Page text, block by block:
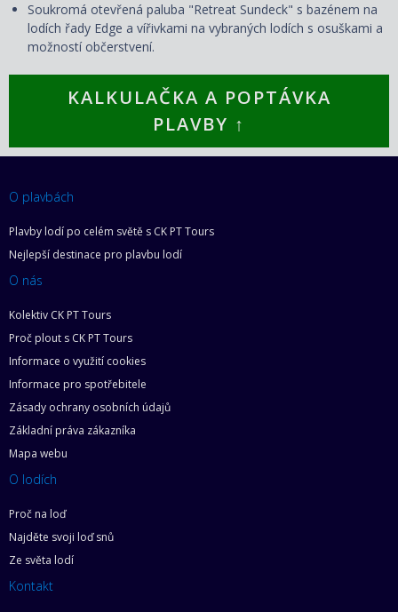
Soukromá otevřená paluba "Retreat Sundeck" s bazénem na
lodích řady Edge a vířivkami na vybraných lodích s osuškami a
možností občerstvení.
KALKULAČKA A POPTÁVKA
PLAVBY ↑
O plavbách
Plavby lodí po celém světě s CK PT Tours
Nejlepší destinace pro plavbu lodí
O nás
Kolektiv CK PT Tours
Proč plout s CK PT Tours
Informace o využití cookies
Informace pro spotřebitele
Zásady ochrany osobních údajů
Základní práva zákazníka
Mapa webu
O lodích
Proč na loď
Najděte svoji loď snů
Ze světa lodí
Kontakt